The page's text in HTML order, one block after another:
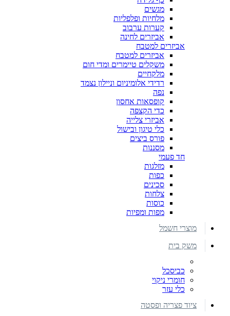
מגשים
מלחיות ופלפליות
קערות ערבוב
אביזרים לחינה
אביזרים למטבח
אביזרים למטבח
משקלים טיימרים ומדי חום
מלקחיים
רדידי אלומיניום וניילון נצמד
נפה
קופסאות אחסון
כדי הקצפה
אביזרי צלייה
כלי טיגון ובישול
פורס ביצים
מסננות
חד פעמי
מזלגות
כפות
סכינים
צלחות
כוסות
מפות ומפיות
מוצרי חשמל
משק בית
כביסכל
חומרי ניקוי
כלי עזר
ציוד פצריה ופסטה